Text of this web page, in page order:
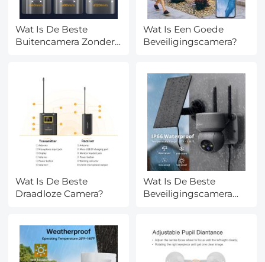
Wat Is De Beste
Buitencamera Zonder
Wat Is Een Goede
Beveiligingscamera?
Wat Is De Beste
Draadloze Camera?
Wat Is De Beste
Beveiligingscamera